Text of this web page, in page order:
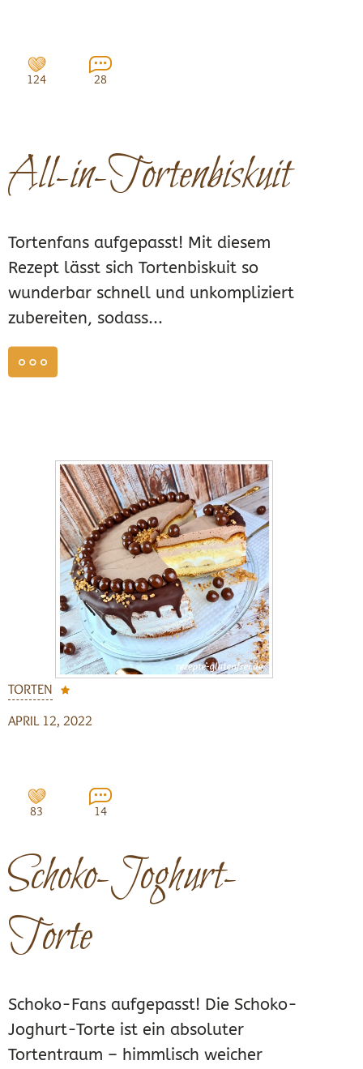
124 28
All-in-Tortenbiskuit
Tortenfans aufgepasst! Mit diesem
Rezept lässt sich Tortenbiskuit so
wunderbar schnell und unkompliziert
zubereiten, sodass...
TORTEN
APRIL 12, 2022
83 14
Schoko-Joghurt-
Torte
Schoko-Fans aufgepasst! Die Schoko-
Joghurt-Torte ist ein absoluter
Tortentraum – himmlisch weicher